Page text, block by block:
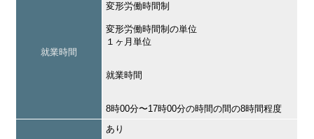
就業時間
変形労働時間制
変形労働時間制の単位
１ヶ月単位
就業時間
8時00分〜17時00分の時間の間の8時間程度
あり